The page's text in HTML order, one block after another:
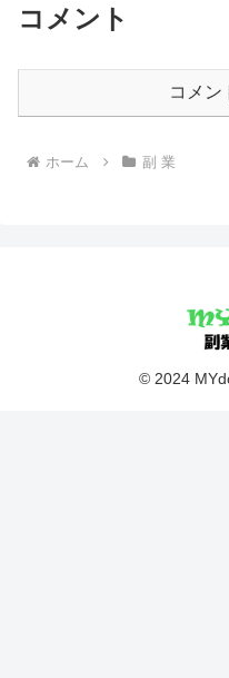
コメント
コメン
ホーム 副 業
© 2024